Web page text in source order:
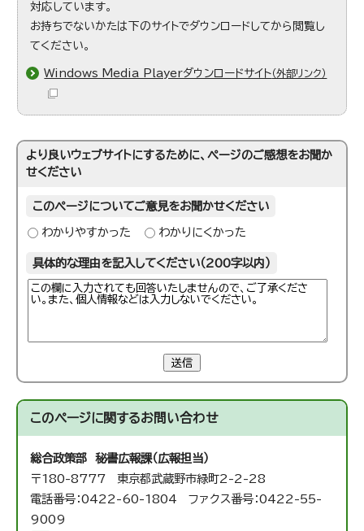
対応しています。
お持ちでないかたは下のサイトでダウンロードしてから閲覧し
てください。
Windows Media Playerダウンロードサイト（外部リンク）
より良いウェブサイトにするために、ページのご感想をお聞か
せください
このページについてご意見をお聞かせください
わかりやすかった わかりにくかった
具体的な理由を記入してください（200字以内）
送信
このページに関するお問い合わせ
総合政策部 秘書広報課（広報担当）
〒180-8777 東京都武蔵野市緑町2-2-28
電話番号：0422-60-1804 ファクス番号：0422-55-
9009